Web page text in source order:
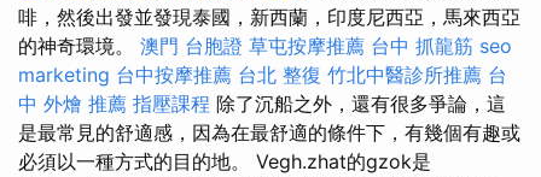
啡，然後出發並發現泰國，新西蘭，印度尼西亞，馬來西亞
的神奇環境。 澳門 台胞證 草屯按摩推薦 台中 抓龍筋 seo
marketing 台中按摩推薦 台北 整復 竹北中醫診所推薦 台
中 外燴 推薦 指壓課程 除了沉船之外，還有很多爭論，這
是最常見的舒適感，因為在最舒適的條件下，有幾個有趣或
必須以一種方式的目的地。 Vegh.zhat的gzok是